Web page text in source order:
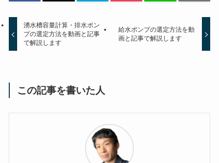
湧水槽容量計算・排水ポン
プの選定方法を動画と記事
で解説します
給水ポンプの選定方法を動
画と記事で解説します
この記事を書いた人